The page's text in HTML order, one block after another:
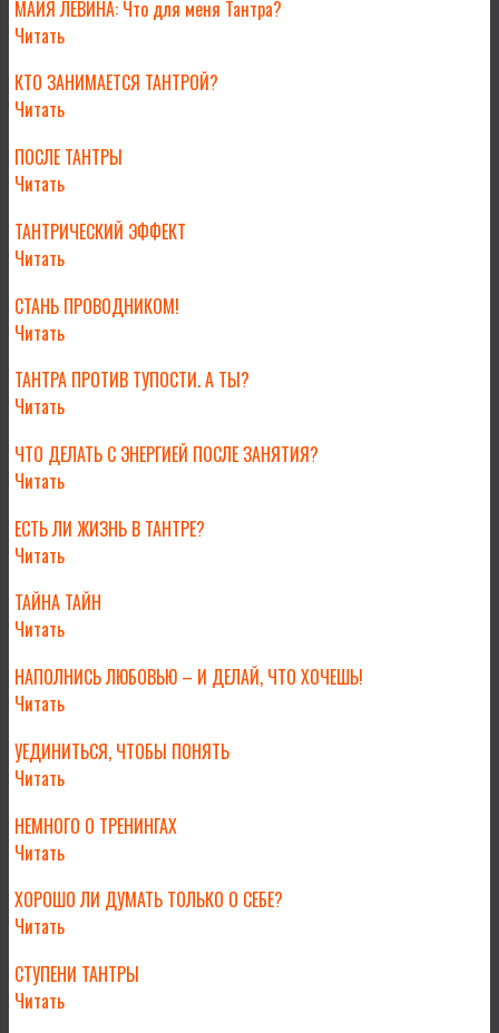
МАЙЯ ЛЕВИНА: Что для меня Тантра?
Читать
КТО ЗАНИМАЕТСЯ ТАНТРОЙ?
Читать
ПОСЛЕ ТАНТРЫ
Читать
ТАНТРИЧЕСКИЙ ЭФФЕКТ
Читать
СТАНЬ ПРОВОДНИКОМ!
Читать
ТАНТРА ПРОТИВ ТУПОСТИ. А ТЫ?
Читать
ЧТО ДЕЛАТЬ С ЭНЕРГИЕЙ ПОСЛЕ ЗАНЯТИЯ?
Читать
ЕСТЬ ЛИ ЖИЗНЬ В ТАНТРЕ?
Читать
ТАЙНА ТАЙН
Читать
НАПОЛНИСЬ ЛЮБОВЬЮ – И ДЕЛАЙ, ЧТО ХОЧЕШЬ!
Читать
УЕДИНИТЬСЯ, ЧТОБЫ ПОНЯТЬ
Читать
НЕМНОГО О ТРЕНИНГАХ
Читать
ХОРОШО ЛИ ДУМАТЬ ТОЛЬКО О СЕБЕ?
Читать
СТУПЕНИ ТАНТРЫ
Читать